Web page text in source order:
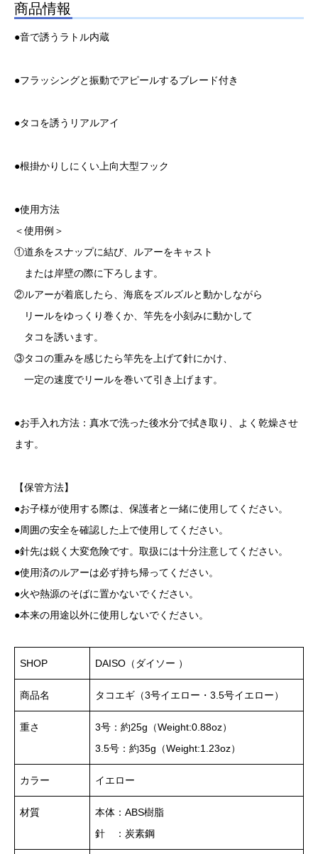
商品情報
●音で誘うラトル内蔵
●フラッシングと振動でアピールするブレード付き
●タコを誘うリアルアイ
●根掛かりしにくい上向大型フック
●使用方法
＜使用例＞
①道糸をスナップに結び、ルアーをキャスト
または岸壁の際に下ろします。
②ルアーが着底したら、海底をズルズルと動かしながら
リールをゆっくり巻くか、竿先を小刻みに動かして
タコを誘います。
③タコの重みを感じたら竿先を上げて針にかけ、
一定の速度でリールを巻いて引き上げます。
●お手入れ方法：真水で洗った後水分で拭き取り、よく乾燥させ
ます。
【保管方法】
●お子様が使用する際は、保護者と一緒に使用してください。
●周囲の安全を確認した上で使用してください。
●針先は鋭く大変危険です。取扱には十分注意してください。
●使用済のルアーは必ず持ち帰ってください。
●火や熱源のそばに置かないでください。
●本来の用途以外に使用しないでください。
SHOP DAISO（ダイソー ）
商品名 タコエギ（3号イエロー・3.5号イエロー）
重さ
3号：約25g（Weight:0.88oz）
3.5号：約35g（Weight:1.23oz）
カラー イエロー
材質
本体：ABS樹脂
針 ：炭素鋼